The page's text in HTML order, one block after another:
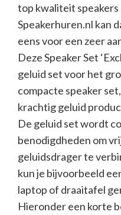
top kwaliteit speakers
Speakerhuren.nl kan
eens voor een zeer
Deze Speaker Set
geluid set voor het
compacte speaker
krachtig geluid
De geluid set wordt
benodigdheden om
geluidsdrager te
kun je bijvoorbeeld
laptop of draaitafel
Hieronder een korte